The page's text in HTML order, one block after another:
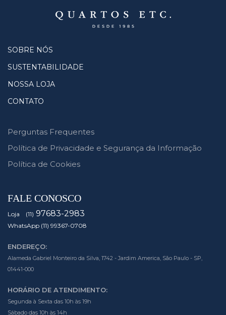
SOBRE NÓS
SUSTENTABILIDADE
NOSSA LOJA
CONTATO
Perguntas Frequentes
Política de Privacidade e Segurança da Informação
Política de Cookies
FALE CONOSCO
Loja (11) 97683-2983
WhatsApp (11) 99367-0708
ENDEREÇO:
Alameda Gabriel Monteiro da Silva, 1742 - Jardim America, São Paulo - SP,
01441-000
HORÁRIO DE ATENDIMENTO:
Segunda à Sexta das 10h às 19h
Sábado das 10h às 14h